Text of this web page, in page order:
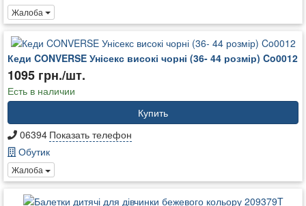
Жалоба
Кеди CONVERSE Унісекс високі чорні (36- 44 розмір) Co0012
1095 грн./шт.
Есть в наличии
Купить
06394 Показать телефон
Обутик
Жалоба